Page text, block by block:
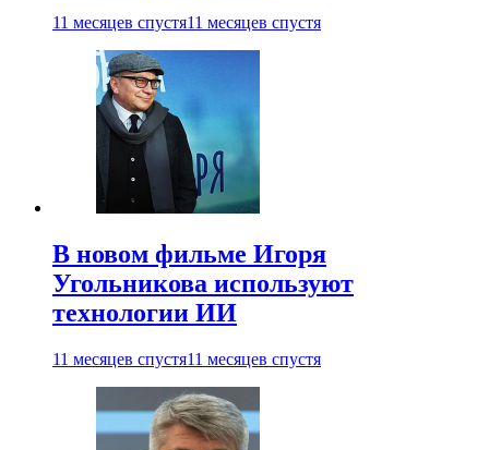
11 месяцев спустя11 месяцев спустя
В новом фильме Игоря
Угольникова используют
технологии ИИ
11 месяцев спустя11 месяцев спустя